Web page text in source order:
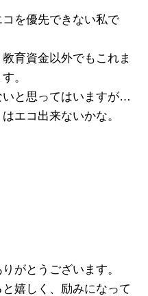
を優先できない私で
育資金以外でもこれま
。
と思ってはいますが…
エコ出来ないかな。
がとうございます。
嬉しく、励みになって